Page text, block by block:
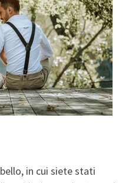
in cui siete stati